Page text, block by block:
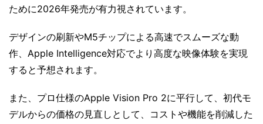
ために2026年発売が有力視されています。
デザインの刷新やM5チップによる高速でスムーズな動
作、Apple Intelligence対応でより高度な映像体験を実現
すると予想されます。
また、プロ仕様のApple Vision Pro 2に平行して、初代モ
デルからの価格の見直しとして、コストや機能を削減した